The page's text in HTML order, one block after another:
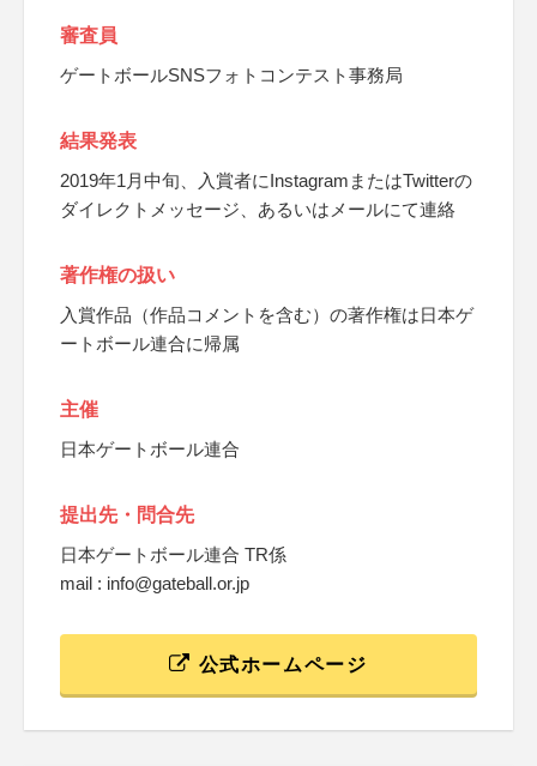
審査員
ゲートボールSNSフォトコンテスト事務局
結果発表
2019年1月中旬、入賞者にInstagramまたはTwitterの
ダイレクトメッセージ、あるいはメールにて連絡
著作権の扱い
入賞作品（作品コメントを含む）の著作権は日本ゲ
ートボール連合に帰属
主催
日本ゲートボール連合
提出先・問合先
日本ゲートボール連合 TR係
mail : info@gateball.or.jp
公式ホームページ